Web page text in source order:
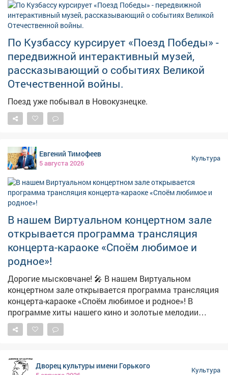
По Кузбассу курсирует «Поезд Победы» -
передвижной интерактивный музей,
рассказывающий о событиях Великой
Отечественной войны.
Поезд уже побывал в Новокузнецке.
Евгений Тимофеев
5 августа 2026
Культура
В нашем Виртуальном концертном зале
открывается программа трансляция
концерта-караоке «Споём любимое и
родное»!
Дорогие мысковчане! 🎤 В нашем Виртуальном
концертном зале открывается программа трансляция
концерта-караоке «Споём любимое и родное»! В
программе хиты нашего кино и золотые мелодии
советской и российской эстрады. 🎻 Атмосферу
праздника создадут харизматичные петербургские
Место проведения: Центральная городская
библиотека (Советская, 44). 📞 По вопросам
Дворец культуры имени Горького Культура